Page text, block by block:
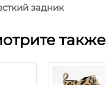
задник
также